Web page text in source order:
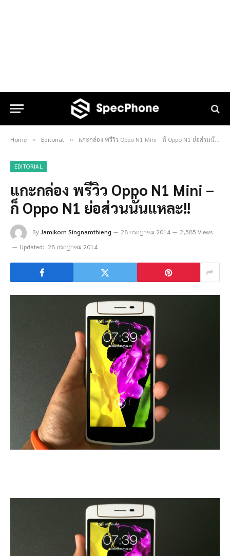
Home » Editorial » แกะกล่อง พรีวิว Oppo N1 Mini – ก็ Oppo N1 ย่อส่วนนั่นแหละ!!
EDITORIAL
แกะกล่อง พรีวิว Oppo N1 Mini –
ก็ Oppo N1 ย่อส่วนนั่นแหละ!!
ByJamikorn Singnamthieng 28 กรกฎาคม 2014
2,585 Views
Updated: 28 กรกฎาคม 2014